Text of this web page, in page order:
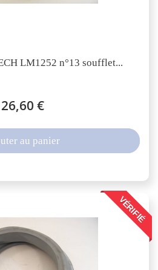
LM1252 n°13 soufflet...
26,60 €
au panier
VÉRIFIÉ